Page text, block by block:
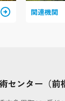
arrow_circle_right 関連機関
センター（前